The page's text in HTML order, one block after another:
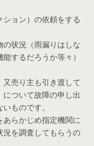
ション）の依頼をする
状況（雨漏りはしな
するだろうか等々）
売り主も引き渡して
ついて故障の申し出
ものです。
らかじめ指定機関に
を調査してもらうの